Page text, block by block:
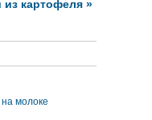
из картофеля »
молоке